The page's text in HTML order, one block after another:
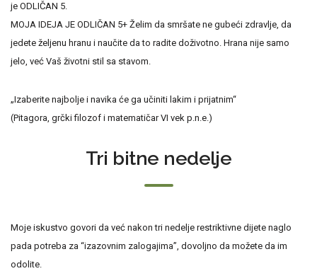
je ODLIČAN 5.
MOJA IDEJA JE ODLIČAN 5+ Želim da smršate ne gubeći zdravlje, da
jedete željenu hranu i naučite da to radite doživotno. Hrana nije samo
jelo, već Vaš životni stil sa stavom.
„Izaberite najbolje i navika će ga učiniti lakim i prijatnim“
(Pitagora, grčki filozof i matematičar VI vek p.n.e.)
Tri bitne nedelje
Moje iskustvo govori da već nakon tri nedelje restriktivne dijete naglo
pada potreba za “izazovnim zalogajima”, dovoljno da možete da im
odolite.